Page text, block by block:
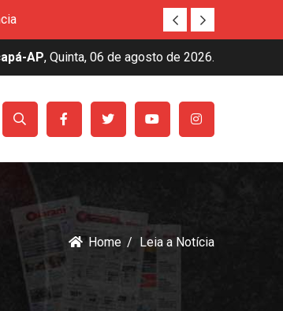
permanência para estudantes
permanência para estudantes
AP, Quinta, 06 de agosto de 2026.
Home Leia a Notícia